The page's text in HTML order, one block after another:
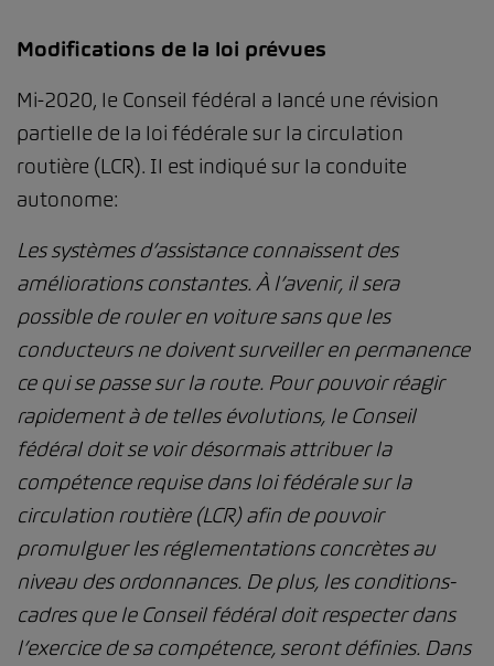
Modifications de la loi prévues
Mi-2020, le Conseil fédéral a lancé une révision
partielle de la loi fédérale sur la circulation
routière (LCR). Il est indiqué sur la conduite
autonome:
Les systèmes d’assistance connaissent des
améliorations constantes. À l’avenir, il sera
possible de rouler en voiture sans que les
conducteurs ne doivent surveiller en permanence
ce qui se passe sur la route. Pour pouvoir réagir
rapidement à de telles évolutions, le Conseil
fédéral doit se voir désormais attribuer la
compétence requise dans loi fédérale sur la
circulation routière (LCR) afin de pouvoir
promulguer les réglementations concrètes au
niveau des ordonnances. De plus, les conditions-
cadres que le Conseil fédéral doit respecter dans
l’exercice de sa compétence, seront définies. Dans